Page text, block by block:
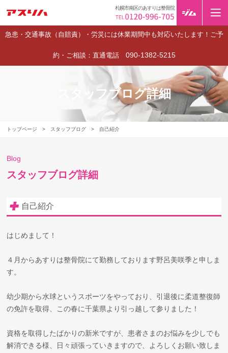
急患・交通事故（自賠責）・労災には休業期間中も対応いたします！ご予
約・ご相談：直通電話 090-1382-5215
札幌市南区のあすりは整骨院
トップページ > スタッフブログ > 自己紹介
スタッフブログ詳細
Blog
スタッフブログ詳細
自己紹介
はじめまして！
４月からあすりは整骨院にて勤務しております野呂美咲季と申しま
す。
幼少期から水球というスポーツをやっており、引退後に柔道整復師
の免許を取得、この春に千葉県より引っ越して参りました！
資格を取得したばかりの新米ですが、患者さまのお悩みを少しでも
解消できる様、日々頑張っていきますので、よろしくお願い致しま